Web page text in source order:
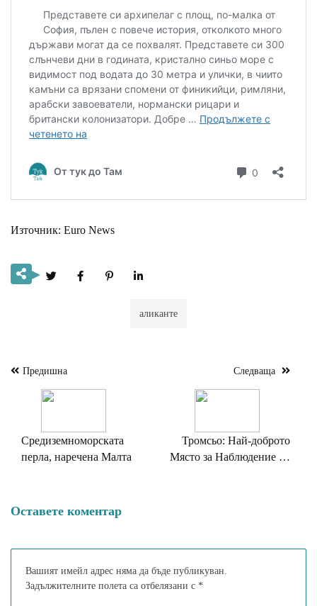
Източник: Euro News
аликанте
Навигация
Предишна
Средиземноморската
перла, наречена Малта
Следваща
Тромсьо: Най-доброто
Място за Наблюдение на
Оставете коментар
Вашият имейл адрес няма да бъде публикуван.
Задължителните полета са отбелязани с *